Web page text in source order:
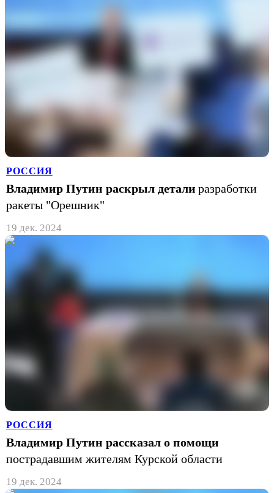
РОССИЯ
Владимир Путин раскрыл детали разработки
ракеты "Орешник"
19 дек. 2024
РОССИЯ
Владимир Путин рассказал о помощи
пострадавшим жителям Курской области
19 дек. 2024